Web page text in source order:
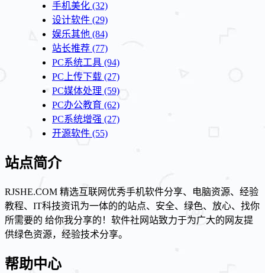
手机美化 (32)
设计软件 (29)
娱乐其他 (84)
站长推荐 (77)
PC系统工具 (94)
PC上传下载 (27)
PC媒体处理 (59)
PC办公教育 (62)
PC系统增强 (27)
开源软件 (55)
站点简介
RJSHE.COM 精选互联网优秀手机软件分享、电脑资源、经验
教程、IT科技资讯为一体的的站点、安全、绿色、放心、找你
所需要的 给你我分享的！软件社网站致力于为广大的网友提
供绿色资源，经验技术分享。
帮助中心